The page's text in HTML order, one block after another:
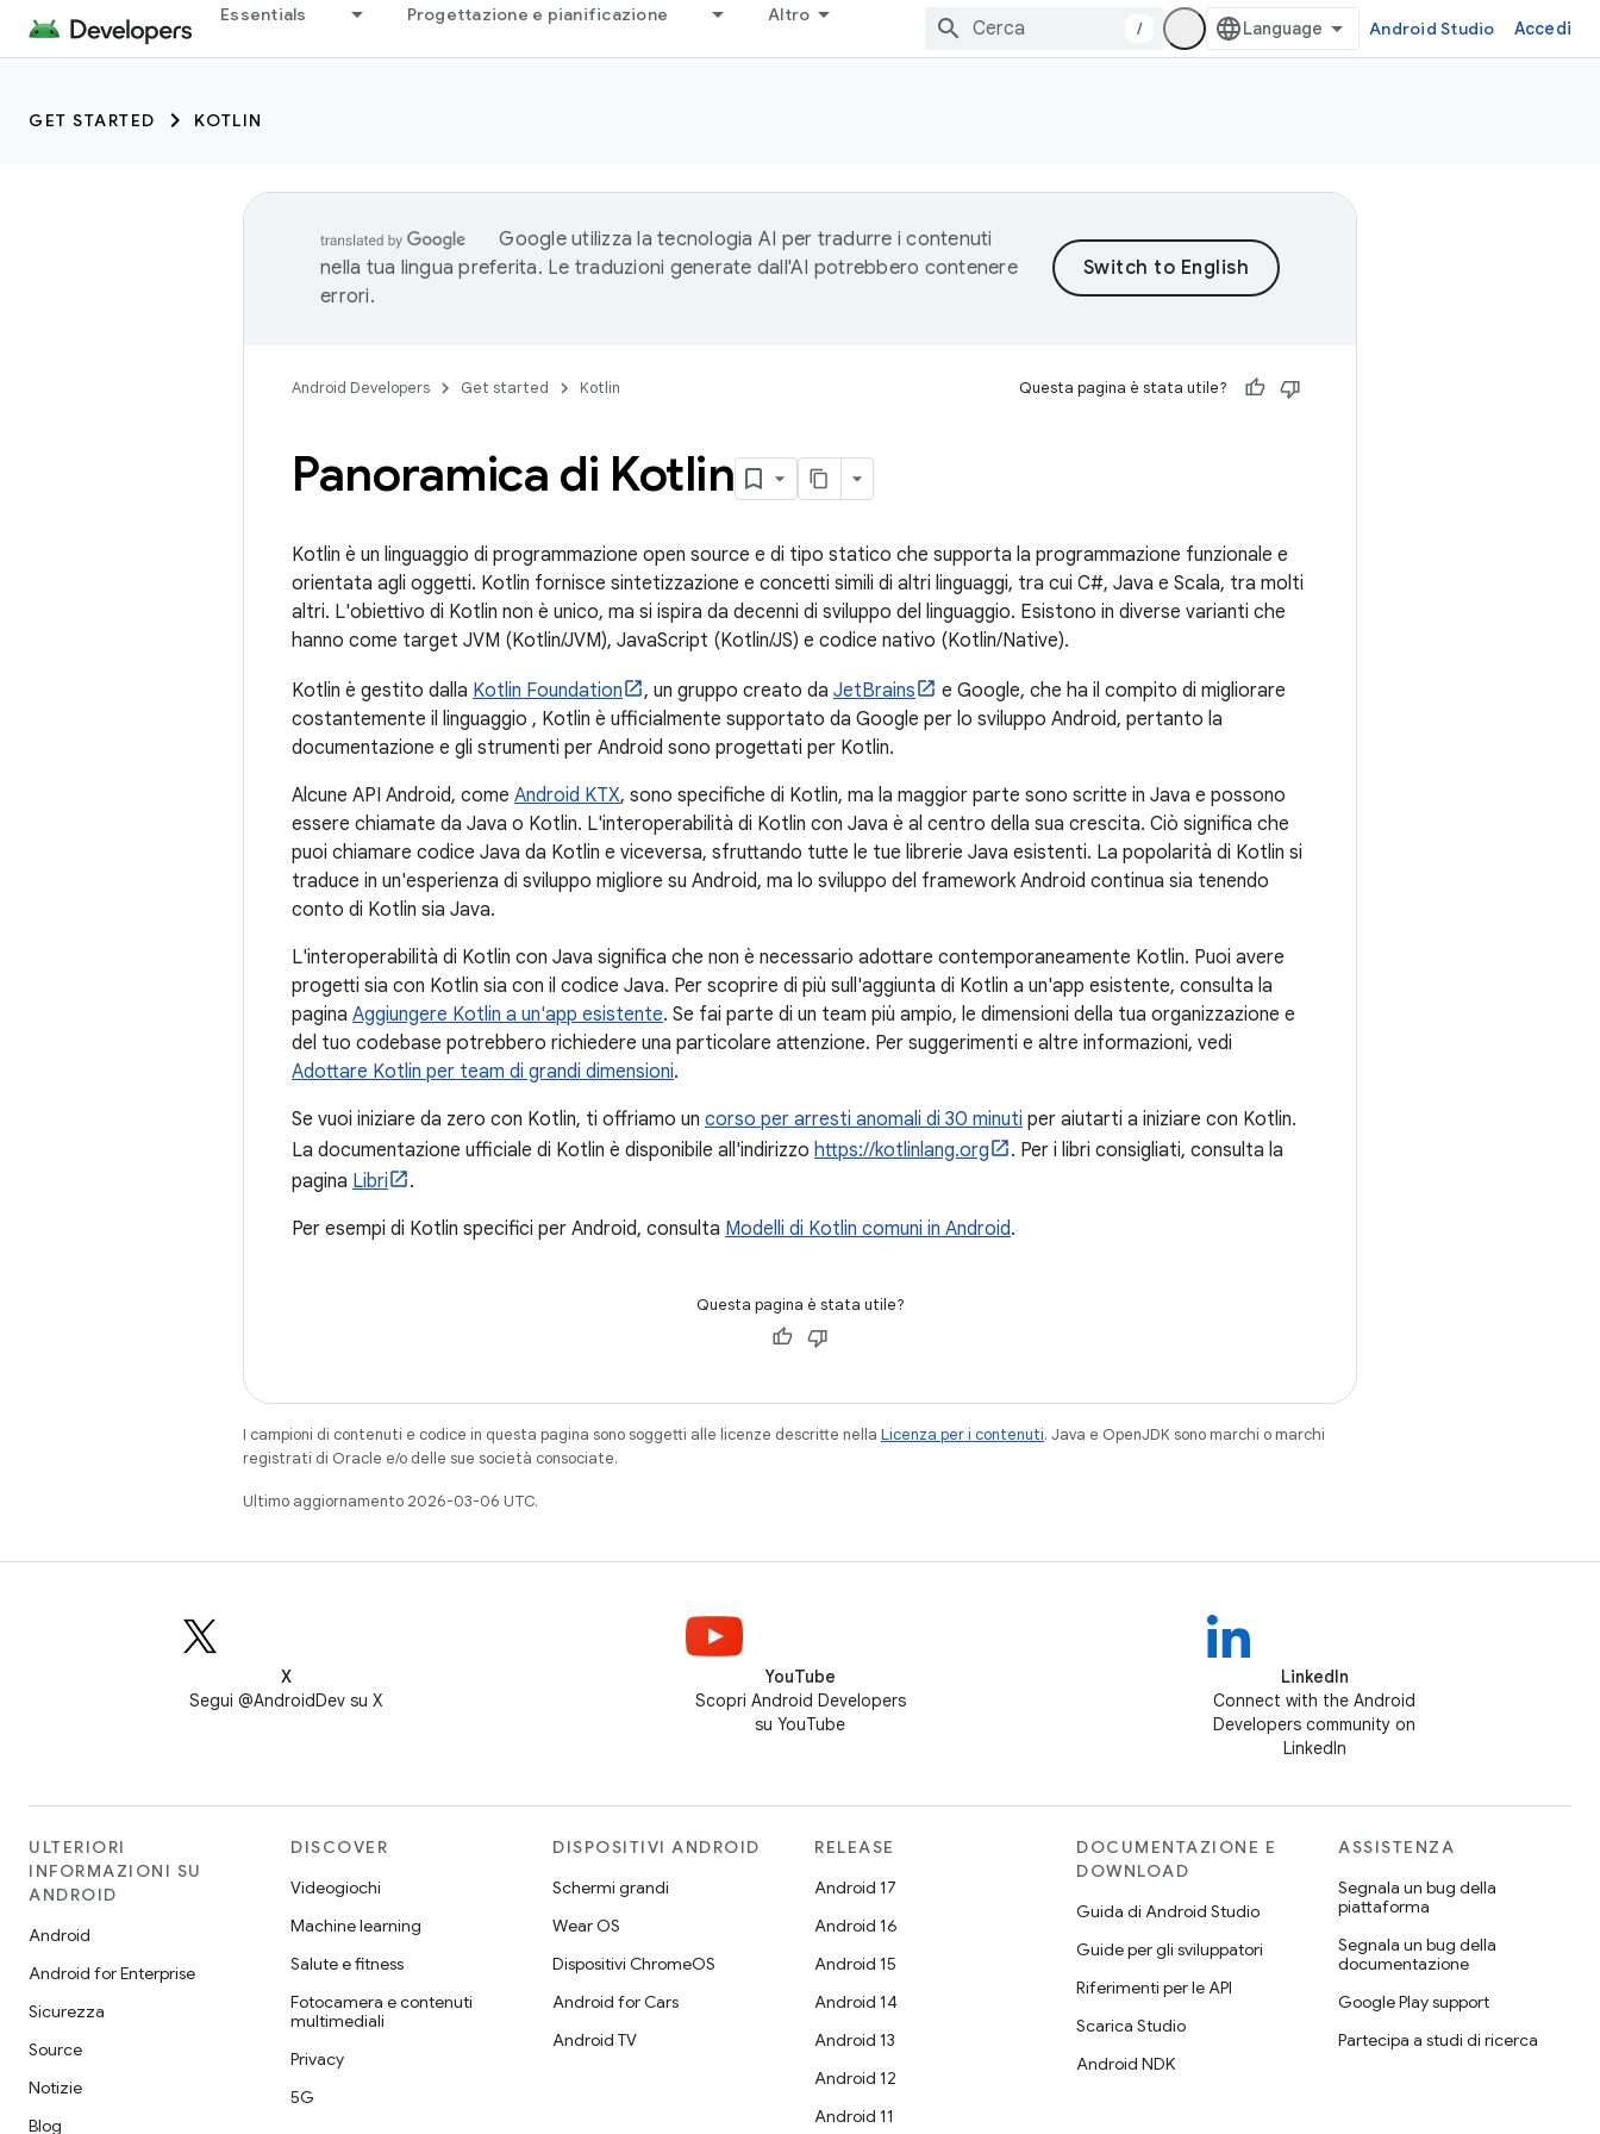
Essentials Progettazione e pianificazione Altro
/ Android Studio Accedi
GET STARTED KOTLIN
Google utilizza la tecnologia AI per tradurre i contenuti
nella tua lingua preferita. Le traduzioni generate dall'AI potrebbero contenere
errori.
Android Developers Get started Kotlin Questa pagina è stata utile?
Panoramica di Kotlin
Kotlin è un linguaggio di programmazione open source e di tipo statico che supporta la programmazione funzionale e
orientata agli oggetti. Kotlin fornisce sintetizzazione e concetti simili di altri linguaggi, tra cui C#, Java e Scala, tra molti
altri. L'obiettivo di Kotlin non è unico, ma si ispira da decenni di sviluppo del linguaggio. Esistono in diverse varianti che
hanno come target JVM (Kotlin/JVM), JavaScript (Kotlin/JS) e codice nativo (Kotlin/Native).
Kotlin è gestito dalla Kotlin Foundation , un gruppo creato da JetBrains
e Google, che ha il compito di migliorare
costantemente il linguaggio , Kotlin è ufficialmente supportato da Google per lo sviluppo Android, pertanto la
documentazione e gli strumenti per Android sono progettati per Kotlin.
Alcune API Android, come Android KTX, sono specifiche di Kotlin, ma la maggior parte sono scritte in Java e possono
essere chiamate da Java o Kotlin. L'interoperabilità di Kotlin con Java è al centro della sua crescita. Ciò significa che
puoi chiamare codice Java da Kotlin e viceversa, sfruttando tutte le tue librerie Java esistenti. La popolarità di Kotlin si
traduce in un'esperienza di sviluppo migliore su Android, ma lo sviluppo del framework Android continua sia tenendo
conto di Kotlin sia Java.
L'interoperabilità di Kotlin con Java significa che non è necessario adottare contemporaneamente Kotlin. Puoi avere
progetti sia con Kotlin sia con il codice Java. Per scoprire di più sull'aggiunta di Kotlin a un'app esistente, consulta la
pagina Aggiungere Kotlin a un'app esistente. Se fai parte di un team più ampio, le dimensioni della tua organizzazione e
del tuo codebase potrebbero richiedere una particolare attenzione. Per suggerimenti e altre informazioni, vedi
Adottare Kotlin per team di grandi dimensioni.
Se vuoi iniziare da zero con Kotlin, ti offriamo un corso per arresti anomali di 30 minuti per aiutarti a iniziare con Kotlin.
La documentazione ufficiale di Kotlin è disponibile all'indirizzo https://kotlinlang.org
. Per i libri consigliati, consulta la
pagina Libri
.
Per esempi di Kotlin specifici per Android, consulta Modelli di Kotlin comuni in Android.
Questa pagina è stata utile?
I campioni di contenuti e codice in questa pagina sono soggetti alle licenze descritte nella Licenza per i contenuti. Java e OpenJDK sono marchi o marchi
registrati di Oracle e/o delle sue società consociate.
Ultimo aggiornamento 2026-03-06 UTC.
X
Segui @AndroidDev su X
YouTube
Scopri Android Developers
su YouTube
LinkedIn
Connect with the Android
Developers community on
LinkedIn
ULTERIORI
INFORMAZIONI SU
ANDROID
Android
Android for Enterprise
Sicurezza
Source
Notizie
Blog
DISCOVER
Videogiochi
Machine learning
Salute e fitness
Fotocamera e contenuti
multimediali
Privacy
5G
DISPOSITIVI ANDROID
Schermi grandi
Wear OS
Dispositivi ChromeOS
Android for Cars
Android TV
RELEASE
Android 17
Android 16
Android 15
Android 14
Android 13
Android 12
Android 11
DOCUMENTAZIONE E
DOWNLOAD
Guida di Android Studio
Guide per gli sviluppatori
Riferimenti per le API
Scarica Studio
Android NDK
ASSISTENZA
Segnala un bug della
piattaforma
Segnala un bug della
documentazione
Google Play support
Partecipa a studi di ricerca